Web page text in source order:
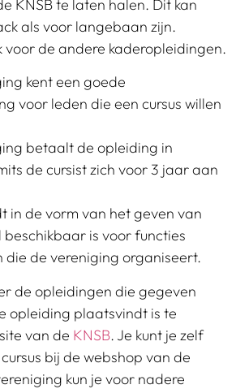
KNSB te laten halen. Dit kan
als voor langebaan zijn.
voor de andere kaderopleidingen.
kent een goede
voor leden die een cursus willen
betaalt de opleiding in
de cursist zich voor 3 jaar aan
in de vorm van het geven van
is voor functies
die de vereniging organiseert.
de opleidingen die gegeven
opleiding plaatsvindt is te
van de KNSB. Je kunt je zelf
bij de webshop van de
kun je voor nadere